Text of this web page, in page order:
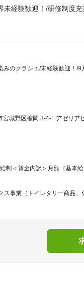
未経験歓迎！/研修制度
みのクラシエ/未経験歓迎
城野区榴岡 3-4-1 アゼリア
制＜賃金内訳＞月額（基本
事業（トイレタリー商品